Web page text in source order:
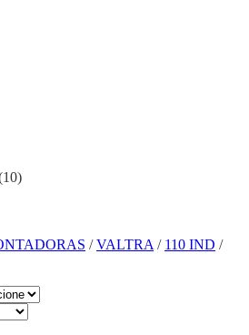
/VALTRA / 110 IND /